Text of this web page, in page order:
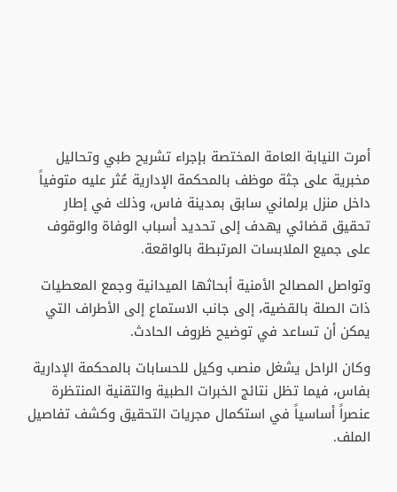
أمرت النيابة العامة المختصة بإجراء تشريح طبي وتحاليل
مخبرية على جثة موظف بالمحكمة الإدارية عُثر عليه متوفياً
داخل منزل برلماني سابق بمدينة فاس، وذلك في إطار
تحقيق قضائي يهدف إلى تحديد أسباب الوفاة والوقوف
على جميع الملابسات المرتبطة بالواقعة.
وتواصل المصالح الأمنية أبحاثها الميدانية وجمع المعطيات
ذات الصلة بالقضية، إلى جانب الاستماع إلى الأطراف التي
يمكن أن تساعد في توضيح ظروف الحادث.
وكان الراحل يشغل منصب وكيل للحسابات بالمحكمة الإدارية
بفاس، فيما تظل نتائج الخبرات الطبية والتقنية المنتظرة
عنصراً أساسياً في استكمال مجريات التحقيق وكشف تفاصيل
الملف.